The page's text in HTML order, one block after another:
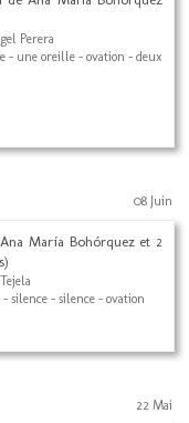
Perera
- une oreille - ovation - deux
08 Juin
María Bohórquez et 2
silence - silence - ovation
22 Mai